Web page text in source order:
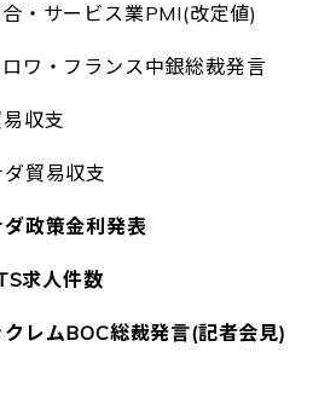
サービス業PMI(改定値)
・フランス中銀総裁発言
収支
貿易収支
ダ政策金利発表
求人件数
クレムBOC総裁発言(記者会見)